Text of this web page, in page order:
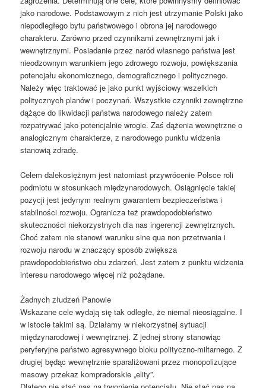
jako narodowe. Podstawowym z nich jest utrzymanie Polski jako
niepodległego bytu państwowego i obrona jej narodowego
charakteru. Zarówno przed czynnikami zewnętrznymi jak i
wewnętrznymi. Posiadanie przez naród własnego państwa jest
nieodzownym warunkiem jego zdrowego rozwoju, powiększania
potencjału ekonomicznego, demograficznego i politycznego.
Należy więc traktować je jako punkt wyjściowy wszelkich
politycznych planów i poczynań. Wszystkie czynniki zewnętrzne
dążące do likwidacji państwa narodowego należy zatem
rozpatrywać jako potencjalnie wrogie. Zaś dążenia wewnętrzne o
analogicznym charakterze, z narodowego punktu widzenia
stanowią zdradę.
Celem dalekosiężnym jest natomiast przywrócenie Polsce roli
podmiotu w stosunkach międzynarodowych. Osiągnięcie takiej
pozycji jest jedynym realnym gwarantem bezpieczeństwa i
stabilności rozwoju. Ogranicza też prawdopodobieństwo
skuteczności niekorzystnych dla nas ingerencji zewnętrznych.
Choć zatem nie stanowi warunku sine qua non przetrwania i
rozwoju narodu w znaczący sposób zwiększa
prawdopodobieństwo obu zdarzeń. Jest zatem z punktu widzenia
interesu narodowego więcej niż pożądane.
Żadnych złudzeń Panowie
Wskazane cele wydają się tak odległe, że niemal nieosiągalne. I
w istocie takimi są. Działamy w niekorzystnej sytuacji
międzynarodowej i wewnętrznej. Z jednej strony stanowiąc
peryferyjne państwo agresywnego bloku polityczno-miltarnego. Z
drugiej będąc wewnętrznie sparaliżowani przez monopolizujące
masowy przekaz kompradorskie „elity”.